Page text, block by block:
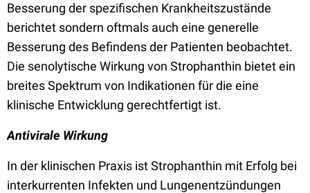
Besserung der spezifischen Krankheitszustände
berichtet sondern oftmals auch eine generelle
Besserung des Befindens der Patienten beobachtet.
Die senolytische Wirkung von Strophanthin bietet ein
breites Spektrum von Indikationen für die eine
klinische Entwicklung gerechtfertigt ist.
Antivirale Wirkung
In der klinischen Praxis ist Strophanthin mit Erfolg bei
interkurrenten Infekten und Lungenentzündungen